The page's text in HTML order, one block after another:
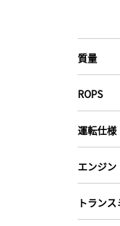
質量
ROPS
運転仕様
エンジン
トラン